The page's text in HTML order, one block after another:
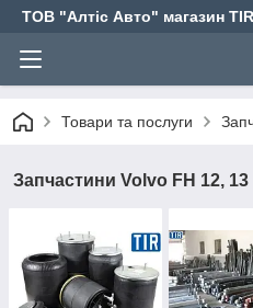
ТОВ "Алтіс Авто" магазин
Товари та послуги
Запчастини Volvo FH 12, 13